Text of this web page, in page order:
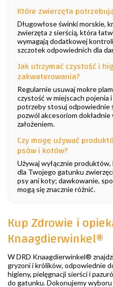
Które zwierzęta
Długowłose świnki morskie,
zwierzęta z sierścią, która
wymagają dodatkowej
szczotek odpowiednich dla
Jak utrzymać czystość i
zakwaterowania?
Regularnie usuwaj mokre
czystość w miejscach pojenia
potrzeby stosuj odpowiednie
pozwól akcesoriom
założeniem.
Czy mogę używać
psów i kotów?
Używaj wyłącznie
dla Twojego gatunku
psy ani koty; dawkowanie,
mogą się znacznie różnić.
Kup Zdrowie i
Knaagdierwinkel®
W DRD Knaagdierwinkel®
gryzoni i królików, odpowiednie
higieny, pielęgnacji sierści i
do gatunku. Dokonujemy